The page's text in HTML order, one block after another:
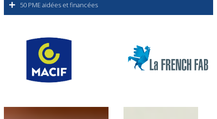
50 PME aidées et financées